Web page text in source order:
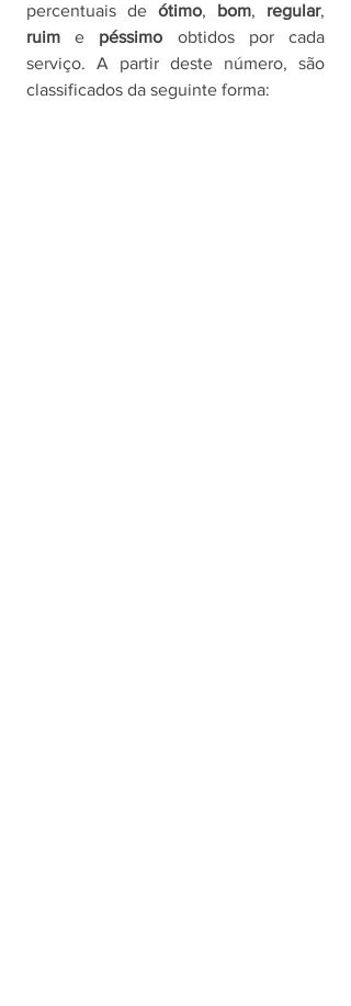
percentuais de ótimo, bom, regular
ruim e péssimo obtidos por cada
serviço. A partir deste número, são
classificados da seguinte forma: